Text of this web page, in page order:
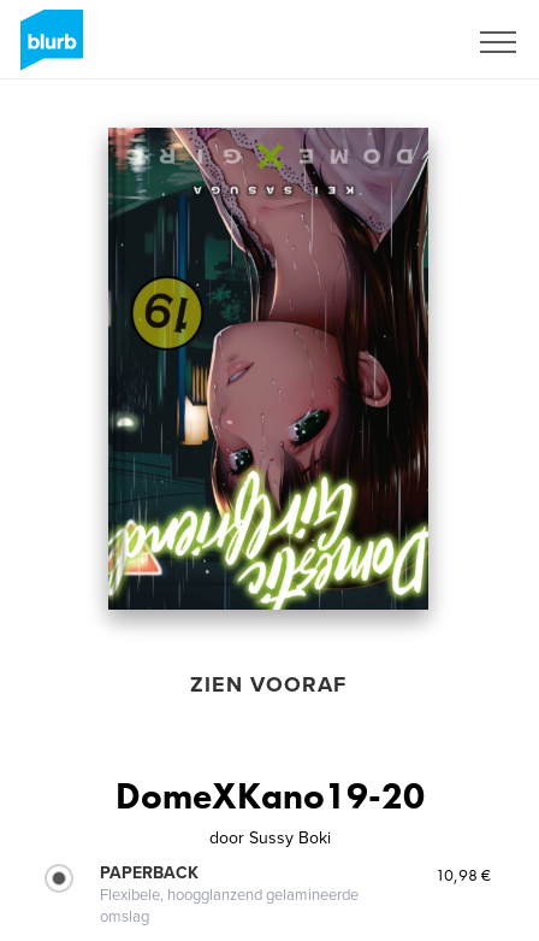
ZIEN VOORAF
DomeXKano19-20
door Sussy Boki
PAPERBACK
Flexibele, hoogglanzend gelamineerde
omslag
10,98 €